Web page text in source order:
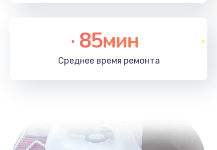
85мин
Среднее время ремонта